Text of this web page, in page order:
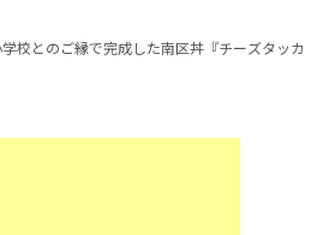
校とのご縁で完成した南区丼『チーズタッカ